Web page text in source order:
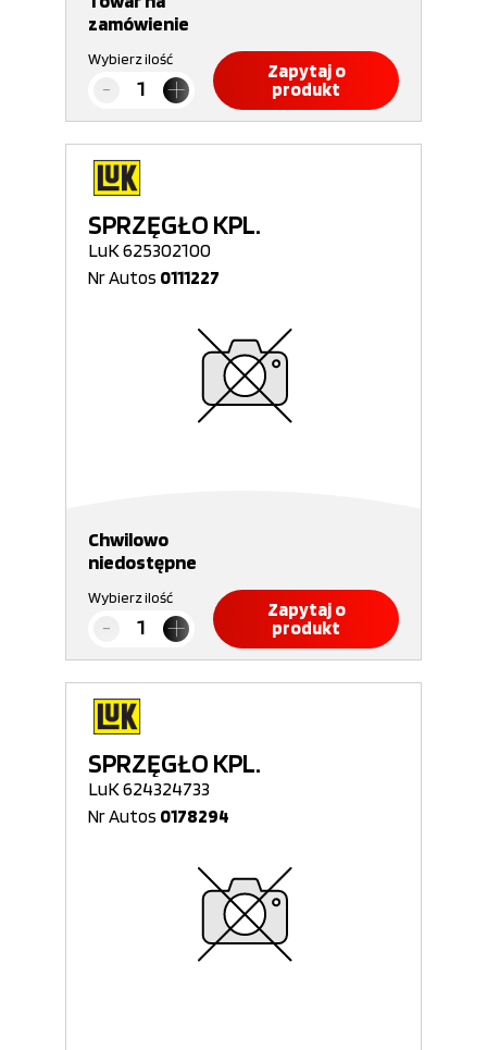
zamówienie
Wybierz ilość
Zapytaj o
produkt
SPRZĘGŁO KPL.
LuK 625302100
Nr Autos 0111227
Chwilowo
niedostępne
Wybierz ilość
Zapytaj o
produkt
SPRZĘGŁO KPL.
LuK 624324733
Nr Autos 0178294